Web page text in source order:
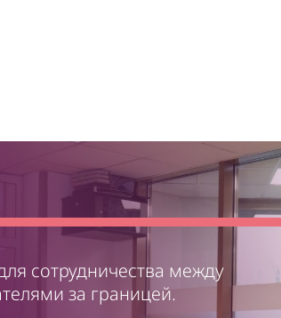
сотрудничества между
за границей.